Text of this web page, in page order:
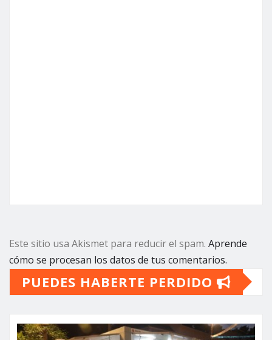
Este sitio usa Akismet para reducir el spam. Aprende
cómo se procesan los datos de tus comentarios.
PUEDES HABERTE PERDIDO